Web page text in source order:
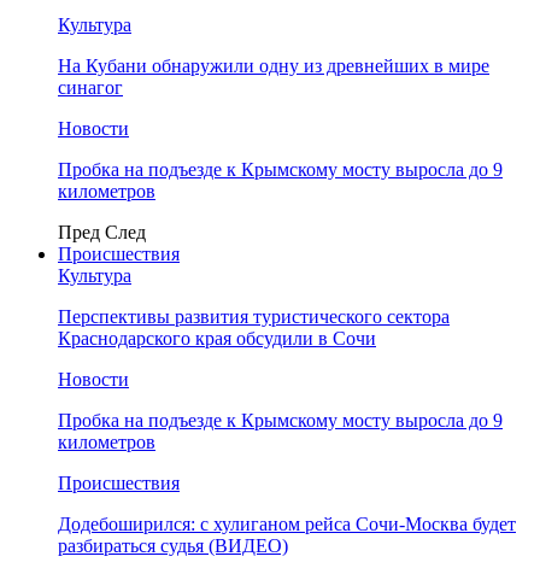
Культура
На Кубани обнаружили одну из древнейших в мире
синагог
Новости
Пробка на подъезде к Крымскому мосту выросла до 9
километров
Пред След
Происшествия
Культура
Перспективы развития туристического сектора
Краснодарского края обсудили в Сочи
Новости
Пробка на подъезде к Крымскому мосту выросла до 9
километров
Происшествия
Додебоширился: с хулиганом рейса Сочи-Москва будет
разбираться судья (ВИДЕО)